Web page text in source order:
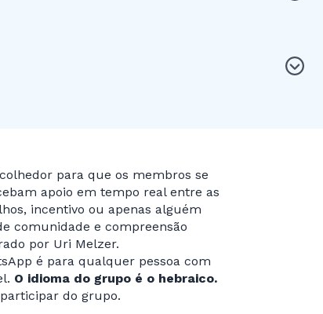
para que os membros se
apoio em tempo real entre as
incentivo ou apenas alguém
comunidade e compreensão
por Uri Melzer.
é para qualquer pessoa com
O idioma do grupo é o hebraico.
do grupo.